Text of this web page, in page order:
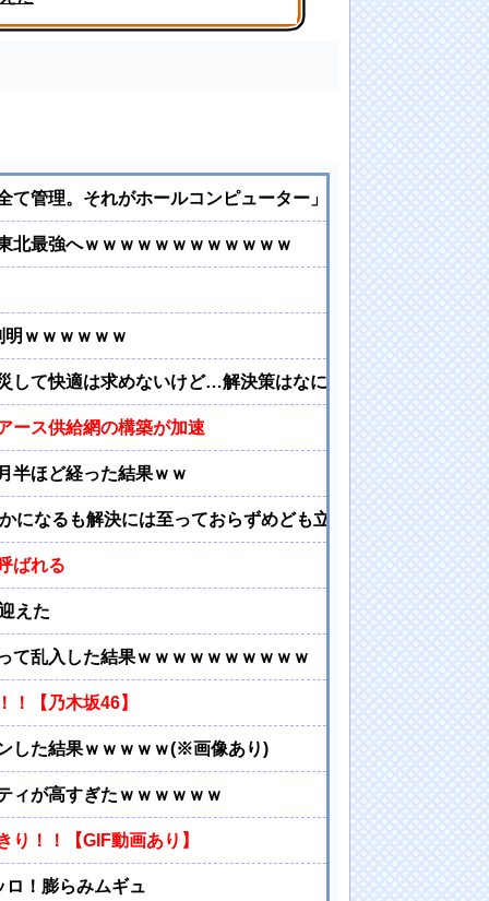
管理。それがホールコンピューター」
北最強へｗｗｗｗｗｗｗｗｗｗｗｗ
ｗｗｗｗｗｗ
して快適は求めないけど…解決策はなにか？なぜこうなっ
ース供給網の構築が加速
半ほど経った結果ｗｗ
なるも解決には至っておらずめども立たず
ばれる
えた
て乱入した結果ｗｗｗｗｗｗｗｗｗｗ
！【乃木坂46】
した結果ｗｗｗｗｗ(※画像あり)
ィが高すぎたｗｗｗｗｗｗ
！！【GIF動画あり】
！膨らみムギュ